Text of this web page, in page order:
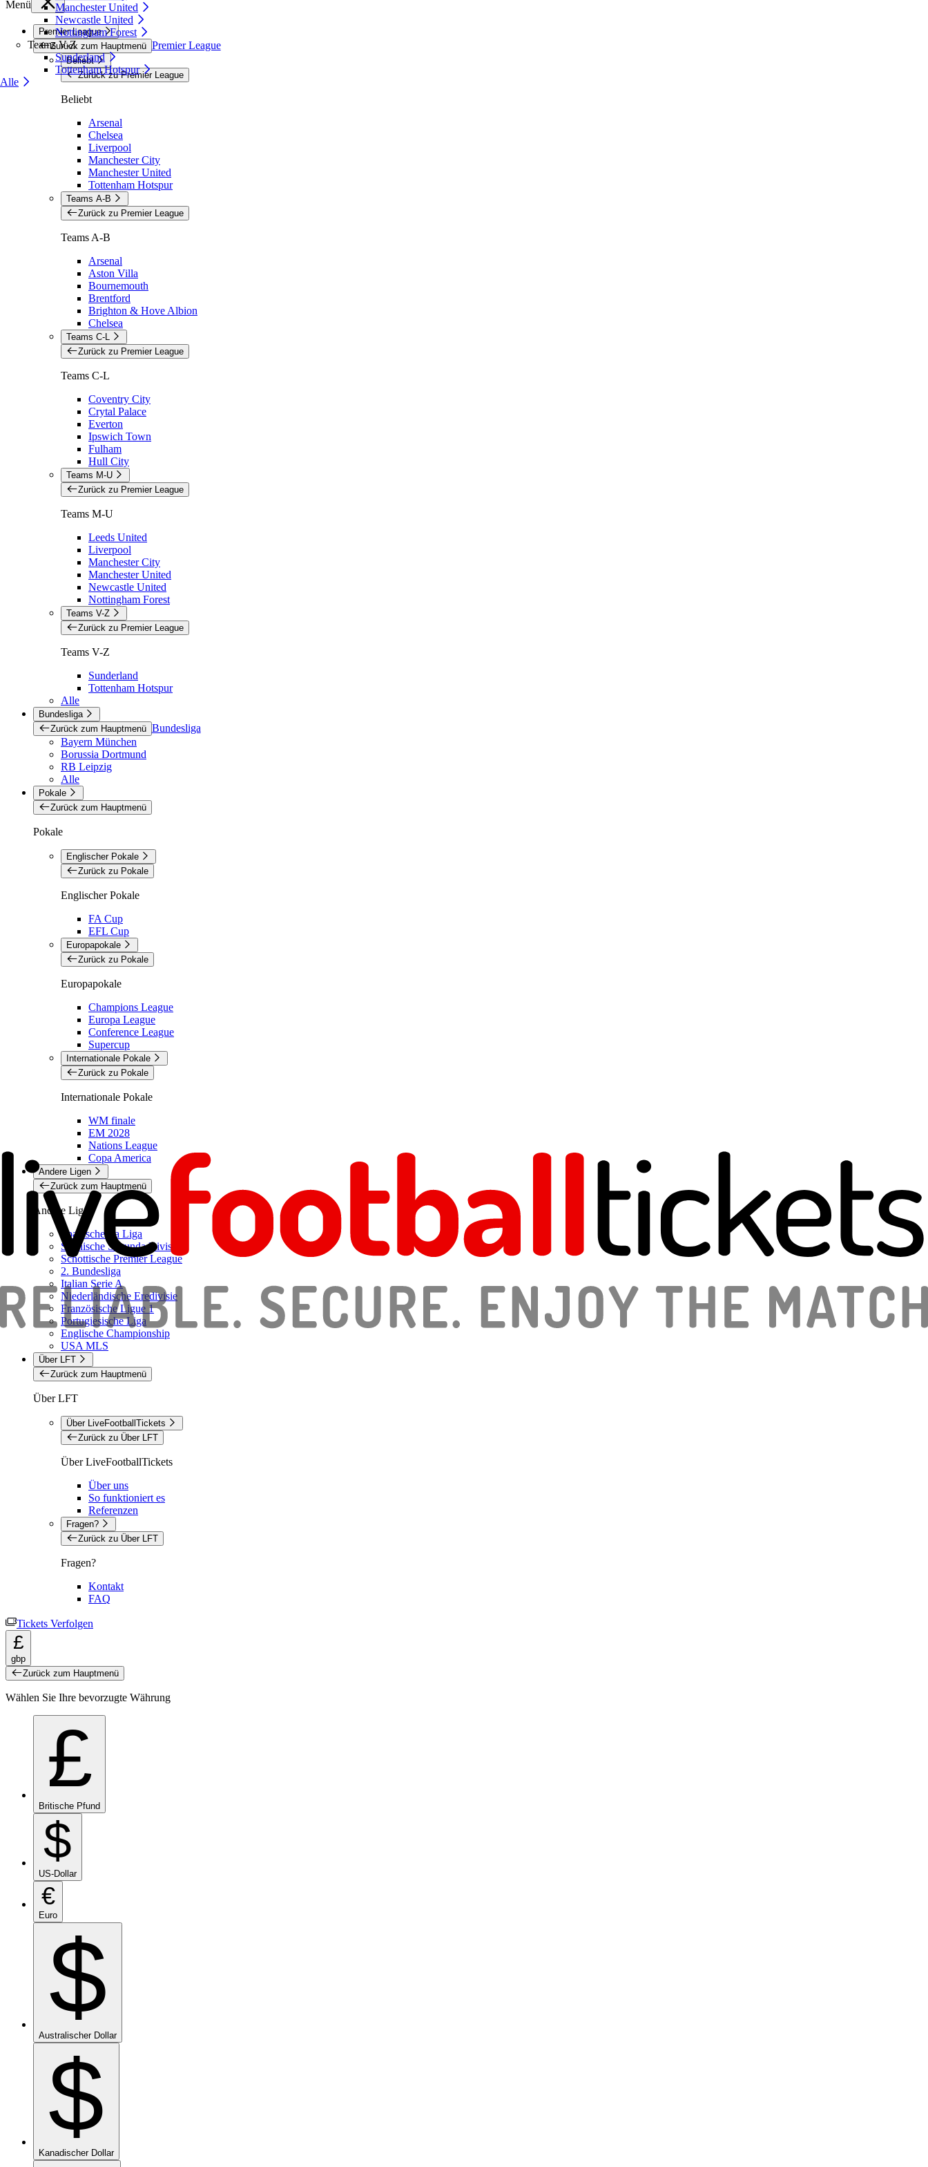
Manchester United
Newcastle United
Nottingham Forest
Teams V-Z
Sunderland
Tottenham Hotspur
Alle
Menü
Premier League
Zurück zum Hauptmenü Premier League
Beliebt
Zurück zu Premier League
Beliebt
Arsenal
Chelsea
Liverpool
Manchester City
Manchester United
Tottenham Hotspur
Teams A-B
Zurück zu Premier League
Teams A-B
Arsenal
Aston Villa
Bournemouth
Brentford
Brighton & Hove Albion
Chelsea
Teams C-L
Zurück zu Premier League
Teams C-L
Coventry City
Crytal Palace
Everton
Ipswich Town
Fulham
Hull City
Teams M-U
Zurück zu Premier League
Teams M-U
Leeds United
Liverpool
Manchester City
Manchester United
Newcastle United
Nottingham Forest
Teams V-Z
Zurück zu Premier League
Teams V-Z
Sunderland
Tottenham Hotspur
Alle
Bundesliga
Zurück zum Hauptmenü Bundesliga
Bayern München
Borussia Dortmund
RB Leipzig
Alle
Pokale
Zurück zum Hauptmenü
Pokale
Englischer Pokale
Zurück zu Pokale
Englischer Pokale
FA Cup
EFL Cup
Europapokale
Zurück zu Pokale
Europapokale
Champions League
Europa League
Conference League
Supercup
Internationale Pokale
Zurück zu Pokale
Internationale Pokale
WM finale
EM 2028
Nations League
Copa America
Andere Ligen
Zurück zum Hauptmenü
Andere Ligen
Spanische La Liga
Spanische Segunda Division
Schottische Premier League
2. Bundesliga
Italian Serie A
Niederländische Eredivisie
Französische Ligue 1
Portugiesische Liga
Englische Championship
USA MLS
Über LFT
Zurück zum Hauptmenü
Über LFT
Über LiveFootballTickets
Zurück zu Über LFT
Über LiveFootballTickets
Über uns
So funktioniert es
Referenzen
Fragen?
Zurück zu Über LFT
Fragen?
Kontakt
FAQ
Tickets Verfolgen
£
gbp
Zurück zum Hauptmenü
Wählen Sie Ihre bevorzugte Währung
£
Britische Pfund
$
US-Dollar
€
Euro
$
Australischer Dollar
$
Kanadischer Dollar